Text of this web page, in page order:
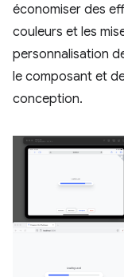
économiser des
couleurs et les
personnalisation
le composant et
conception.